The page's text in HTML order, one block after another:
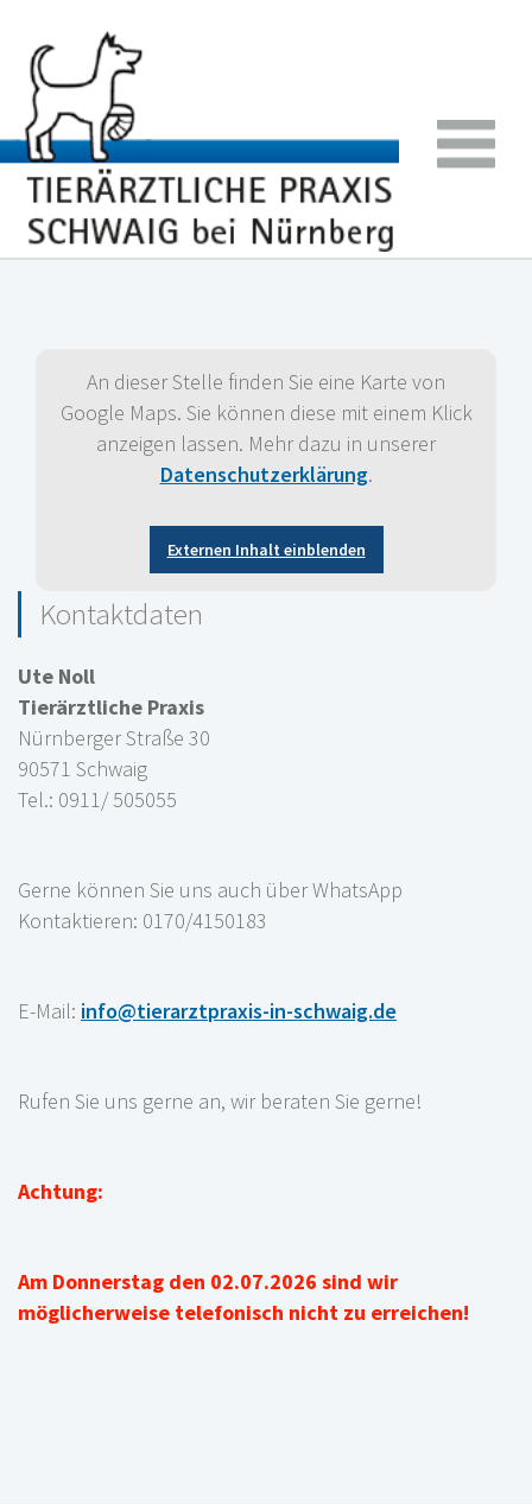
An dieser Stelle finden Sie eine Karte von
Google Maps. Sie können diese mit einem Klick
anzeigen lassen. Mehr dazu in unserer
Datenschutzerklärung.
Externen Inhalt einblenden
Kontaktdaten
Ute Noll
Tierärztliche Praxis
Nürnberger Straße 30
90571 Schwaig
Tel.: 0911/ 505055
Gerne können Sie uns auch über WhatsApp
Kontaktieren: 0170/4150183
E-Mail: info@tierarztpraxis-in-schwaig.de
Rufen Sie uns gerne an, wir beraten Sie gerne!
Achtung:
Am Donnerstag den 02.07.2026 sind wir
möglicherweise telefonisch nicht zu erreichen!